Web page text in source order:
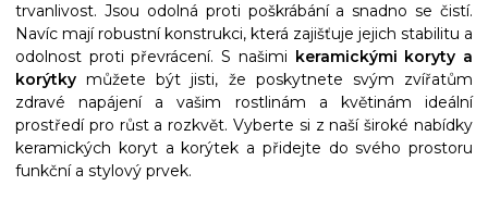
trvanlivost. Jsou odolná proti poškrábání a snadno se čistí.
Navíc mají robustní konstrukci, která zajišťuje jejich stabilitu a
odolnost proti převrácení. S našimi keramickými koryty a
korýtky můžete být jisti, že poskytnete svým zvířatům
zdravé napájení a vašim rostlinám a květinám ideální
prostředí pro růst a rozkvět. Vyberte si z naší široké nabídky
keramických koryt a korýtek a přidejte do svého prostoru
funkční a stylový prvek.